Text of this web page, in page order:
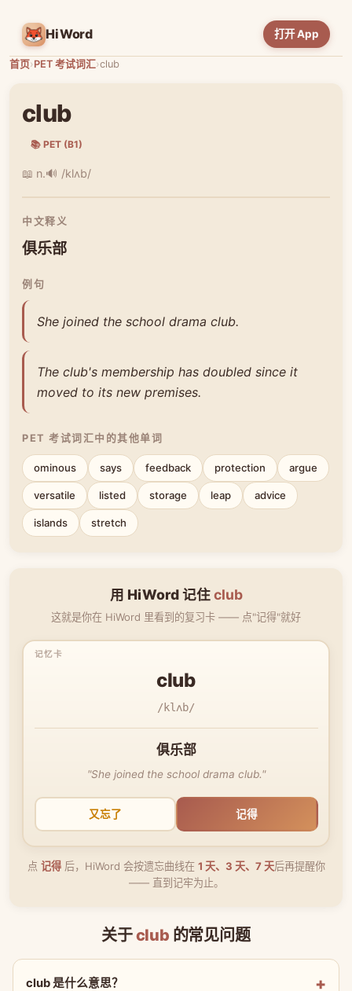
HiWord 打开 App
首页›PET 考试词汇›club
club
📚 PET (B1)
📖 n.🔊 /klʌb/
中文释义
俱乐部
例句
She joined the school drama club.
The club's membership has doubled since it
moved to its new premises.
PET 考试词汇中的其他单词
ominous says feedback protection argue
versatile listed storage leap advice
islands stretch
用 HiWord 记住club
这就是你在 HiWord 里看到的复习卡 —— 点"记得"就好
club
/klʌb/
俱乐部
"She joined the school drama club."
又忘了 记得
点 记得后，HiWord 会按遗忘曲线在 1 天、3 天、7 天后再提醒你
—— 直到记牢为止。
关于club 的常见问题
club 是什么意思？